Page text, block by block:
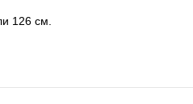
126 см.